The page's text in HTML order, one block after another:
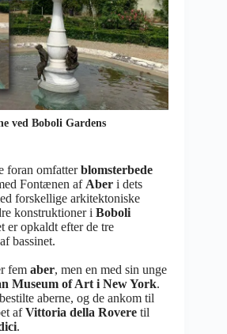
ved Boboli Gardens
foran omfatterblomsterbede
Fontænen af Aber i dets
forskellige arkitektoniske
konstruktioner i Boboli
er opkaldt efter de tre
bassinet.
fem aber, men en med sin unge
Museum of Art i New York.
aberne, og de ankom til
afVittoria della Rovere til
.